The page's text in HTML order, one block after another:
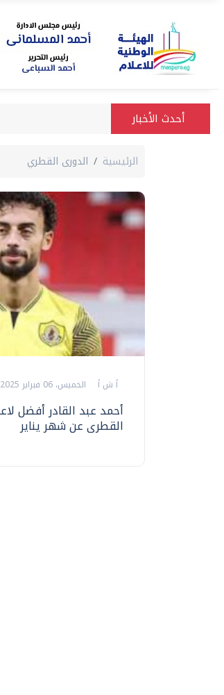
أحدث الأخبار
الرئيسية الدورى القطري
أ ش أ الخميس، 06 فبراير 2025 03:59 م
أحمد عبد القادر أفضل
القطرى عن شهر يناير